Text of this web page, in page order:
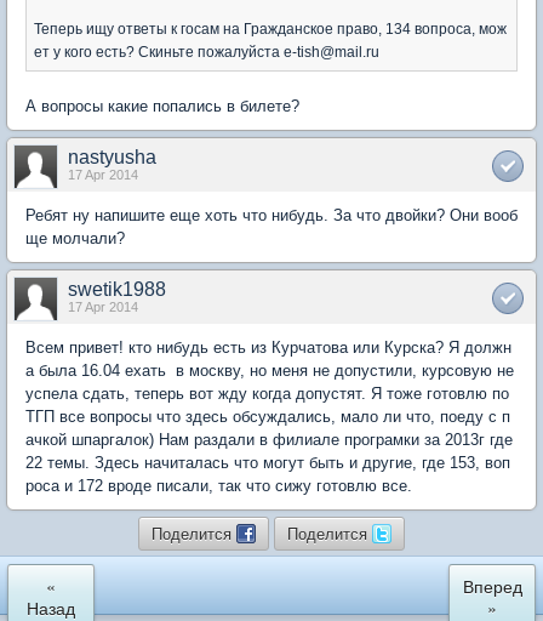
Теперь ищу ответы к госам на Гражданское право, 134 вопроса, мож
ет у кого есть? Скиньте пожалуйста e-tish@mail.ru
А вопросы какие попались в билете?
nastyusha
17 Apr 2014
Ребят ну напишите еще хоть что нибудь. За что двойки? Они вооб
ще молчали?
swetik1988
17 Apr 2014
Всем привет! кто нибудь есть из Курчатова или Курска? Я должн
а была 16.04 ехать в москву, но меня не допустили, курсовую не
успела сдать, теперь вот жду когда допустят. Я тоже готовлю по
ТГП все вопросы что здесь обсуждались, мало ли что, поеду с п
ачкой шпаргалок) Нам раздали в филиале програмки за 2013г где
22 темы. Здесь начиталась что могут быть и другие, где 153, воп
роса и 172 вроде писали, так что сижу готовлю все.
Поделится Поделится
«
Назад
Вперед
»